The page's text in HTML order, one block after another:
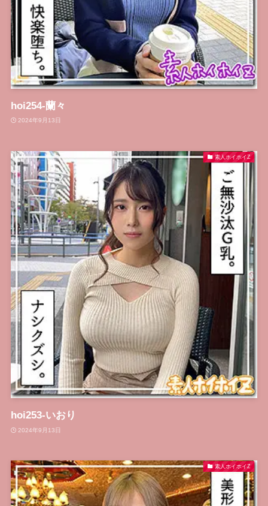
hoi254-蘭々
2024年9月13日
素人ホイホイZ
hoi253-いおり
2024年9月13日
素人ホイホイZ